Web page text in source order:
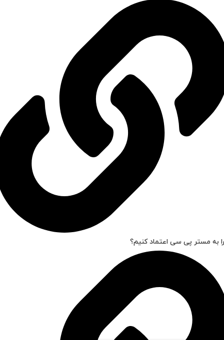
به مستر پی سی اعتماد کنیم؟